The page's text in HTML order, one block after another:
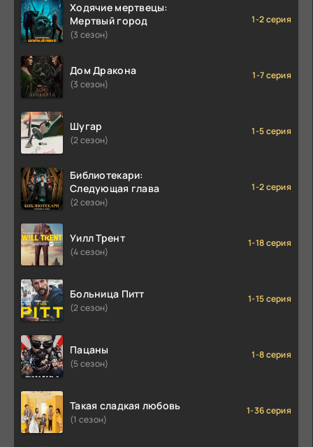
Ходячие мертвецы:
Мертвый город
(3 сезон)
1-2 серия
Дом Дракона
(3 сезон)
1-7 серия
Шугар
(2 сезон)
1-5 серия
Библиотекари:
Следующая глава
(2 сезон)
1-2 серия
Уилл Трент
(4 сезон)
1-18 серия
Больница Питт
(2 сезон)
1-15 серия
Пацаны
(5 сезон)
1-8 серия
Такая сладкая любовь
(1 сезон)
1-36 серия